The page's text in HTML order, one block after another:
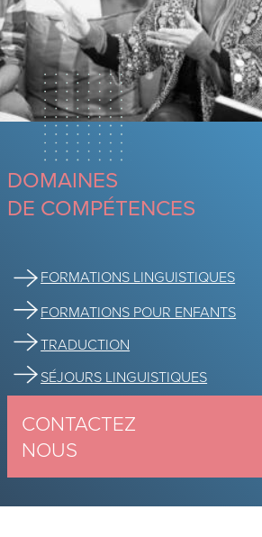
DOMAINES
DE COMPÉTENCES
FORMATIONS LINGUISTIQUES
FORMATIONS POUR ENFANTS
TRADUCTION
SÉJOURS LINGUISTIQUES
CONTACTEZ
NOUS